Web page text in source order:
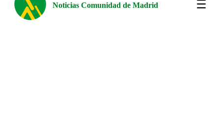
Noticias Comunidad de Madrid